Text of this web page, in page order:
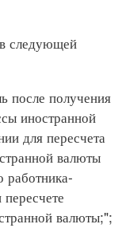
следующей
после получения
иностранной
для пересчета
валюты
работника-
валюты;";